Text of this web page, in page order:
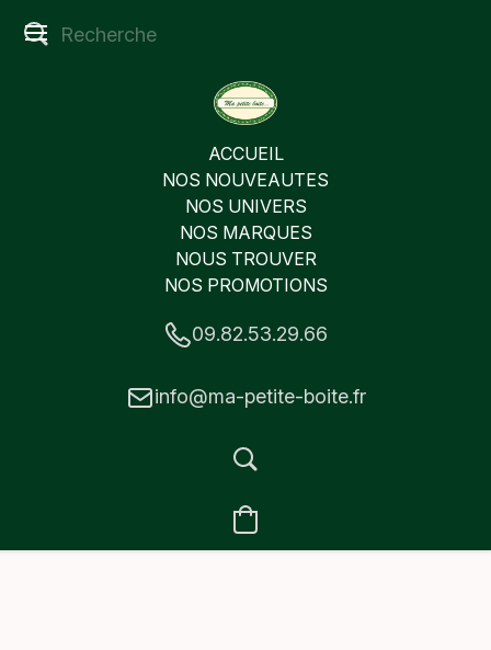
ACCUEIL
NOS NOUVEAUTES
NOS UNIVERS
NOS MARQUES
NOUS TROUVER
NOS PROMOTIONS
09.82.53.29.66
info@ma-petite-boite.fr